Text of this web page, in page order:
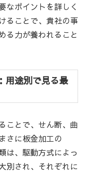
なポイントを詳しく
ることで、貴社の事
る力が養われること
用途別で見る最
ことで、せん断、曲
さに板金加工の
は、駆動方式によっ
別され、それぞれに